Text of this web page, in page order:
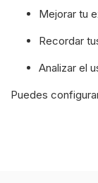
Mejorar tu
Recordar
Analizar el
Puedes